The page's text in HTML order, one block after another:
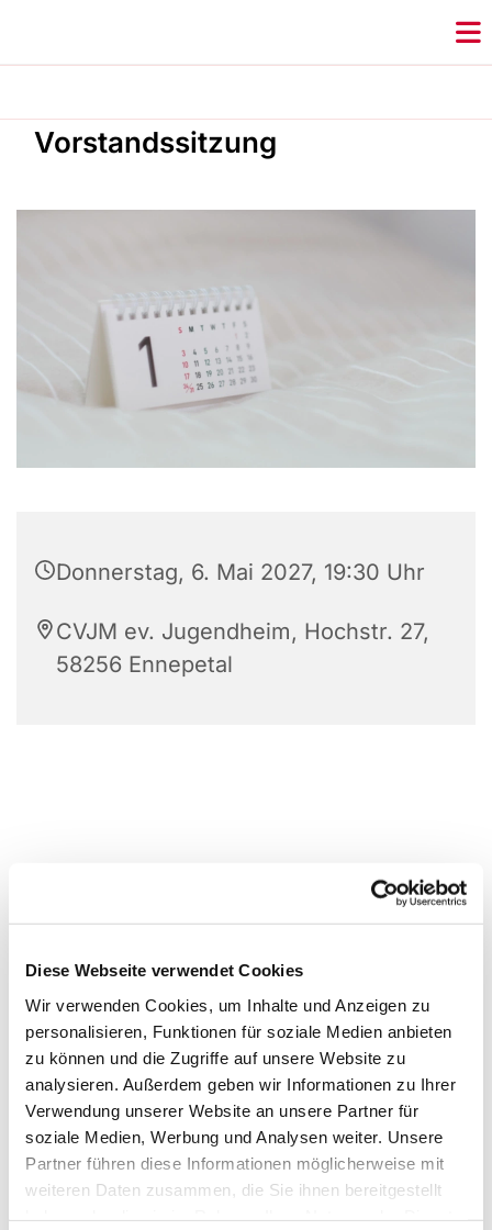
Diese Webseite verwendet Cookies
Wir verwenden Cookies, um Inhalte und Anzeigen zu
personalisieren, Funktionen für soziale Medien anbieten
zu können und die Zugriffe auf unsere Website zu
analysieren. Außerdem geben wir Informationen zu Ihrer
Verwendung unserer Website an unsere Partner für
soziale Medien, Werbung und Analysen weiter. Unsere
Partner führen diese Informationen möglicherweise mit
weiteren Daten zusammen, die Sie ihnen bereitgestellt
Vorstandssitzung
Donnerstag, 6. Mai 2027, 19:30 Uhr
CVJM ev. Jugendheim, Hochstr. 27,
58256 Ennepetal
Dies könnte Sie auch